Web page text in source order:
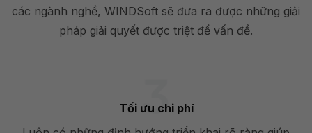
các ngành nghề, WINDSoft sẽ đưa ra được những giải
pháp giải quyết được triệt để vấn đề.
Tối ưu chi phí